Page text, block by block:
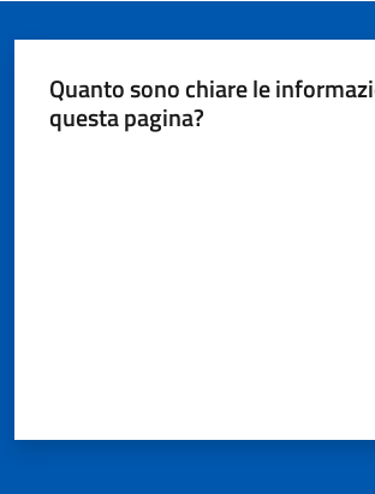
Quanto sono chiare le
questa pagina?